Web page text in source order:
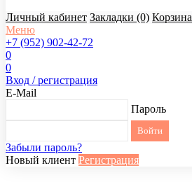
Личный кабинет Закладки (0) Корзина
Меню
+7 (952) 902-42-72
0
0
Вход / регистрация
E-Mail
Пароль
Забыли пароль?
Новый клиент Регистрация